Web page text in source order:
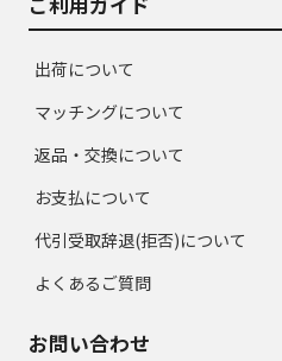
出荷について
マッチングについて
返品・交換について
お支払について
代引受取辞退(拒否)について
よくあるご質問
お問い合わせ